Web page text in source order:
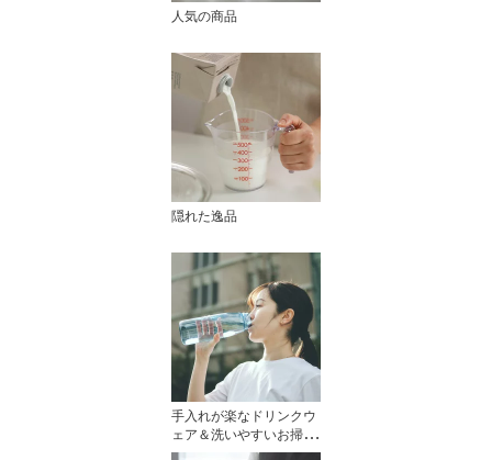
人気の商品
隠れた逸品
手入れが楽なドリンクウ
ェア＆洗いやすいお掃除
アイテム